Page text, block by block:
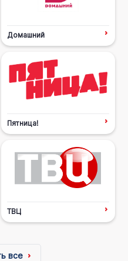
Домашний
Пятница!
ТВЦ
все